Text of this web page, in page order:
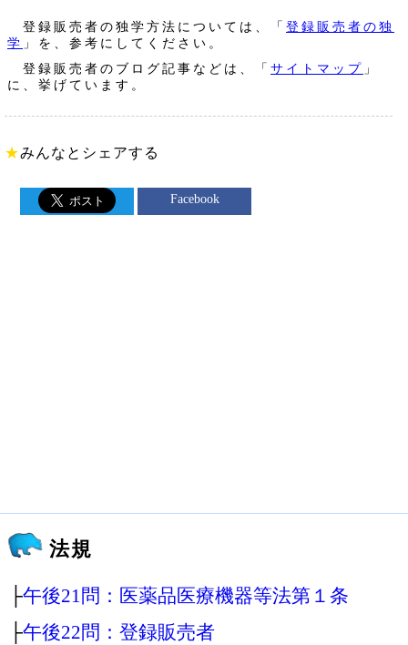
登録販売者の独学方法については、「 登録販売者の独
学 」を、参考にしてください。
登録販売者のブログ記事などは、「 サイトマップ 」
に、挙げています。
★みんなとシェアする
Facebook
法規
├午後21問：医薬品医療機器等法第１条
├午後22問：登録販売者